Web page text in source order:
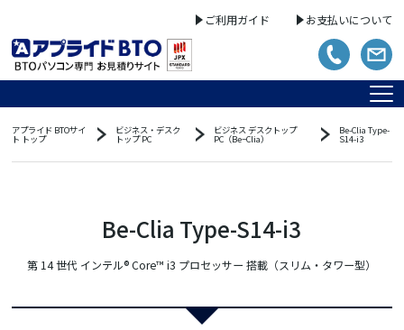
ご利用ガイド お支払いについて
アプライド BTOサイ
ト トップ
ビジネス・デスク
トップ PC
ビジネス デスクトップ
PC（Be−Clia）
Be-Clia Type-
S14-i3
Be-Clia Type-S14-i3
第 14 世代 インテル® Core™ i3 プロセッサー 搭載（スリム・タワー型）